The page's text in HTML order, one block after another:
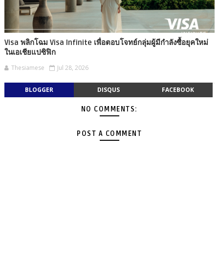
Visa พลิกโฉม Visa Infinite เพื่อตอบโจทย์กลุ่มผู้มีกำลังซื้อยุคใหม่
ในเอเชียแปซิฟิก
Thesiamese Jul 28, 2026
BLOGGER DISQUS FACEBOOK
NO COMMENTS:
POST A COMMENT